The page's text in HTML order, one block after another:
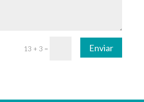
13 + 3 = Enviar